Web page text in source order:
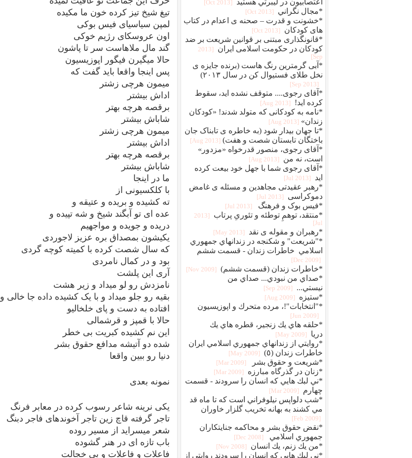
تیغ شیخ تیز کرده خون ما مکیده
لمپن سیاسیای فیس بوکی
اون عروسکای رژیم خوکی
گند مال ملاهاست سر تا پاشون
حالا میگیرن فیگور اپوزیسیون
پس اینجا واقعا باید گفت که
میمون هرچی زشتر
اداش بیشتر
برقصه هرچه بهتر
شاباش بیشتر
میمون هرچی زشتر
اداش بیشتر
برقصه هرچه بهتر
شاباش بیشتر
ما در اینجا
با کلکسیونی از
ته کشیده و بریده و عتیقه و
عده ای تو آبگند شیخ و شه تپیده و
دریده و جویده و مواجهیم
یکیشون بمصداق بره عزیز لاجوردی
که سال شصت کرده با کمیته کوچه گردی
بود و در کمال نامردی
آری این پلشت
نامزدش رو لو میداد و زیر هشت
بقیه رو جلو میداد و با یک کشیده داده جا خالی و
افتاده به دست و پای خلخالیو
حالا با قمپز و قرشمالی
این نم کشیده کبریت بی خطر
شده دو آتیشه مدافع حقوق بشر
دنیا رو ببین واقعا
نمونه بعدی
یکی نرینه شاعر رسوب کرده در معابر فرنگ
تاجر گرفته قاچ زین تاجر آخوندهای فاجر دبنگ
شعر میسراید از مسیر روده
باب تازه ای در هنر گشوده
فاعلات و فاعلات و بی خجالت
[2013 Oct]
*مجال نگراني [2013 Oct]
*خشونت و قدرت – صحنه ی اعدام در کتاب
های کودکان
[2013 Oct]
*قانونگذاری مبتنی بر قوانین شریعت بر ضد
کودکان در حکومت اسلامی ایران
[2013
Sep]
*آبی گرمترین رنگ هاست (برنده جایزه ی
نخل طلای فستیوال کن در سال ۲۰۱۳)
[2013 Sep]
*آقای رجوی.... متوقف نشده اید، سقوط
کرده اید!
[2013 Aug]
*نامه به کودکانی که متولد شدند! «کودکان
زندان» [2013 Aug]
*تا جهان بیدار شود (به خاطره ی تابناک جان
باختگان تابستان شصت و هفت) [2013 Aug]
*آقای رجوی، منصور قدرخواه «مزدور»
است، نه من
[2013 Aug]
*آقای رجوی شما با جهل خود بیعت کرده
اید
[2013 Jul]
*رهبر عقیدتی مجاهدین و مسئله ی غامض
دموکراسی
[2013 Jul]
*فیس بوک و فرهنگ [2013 Jul]
*منتقد، توهمِ توطئه و تئوریِ پرتاب
[2013
Jul]
*رهبران و مقوله ی نقد [2013 May]
*"شريعت" و شكنجه در زندانهاي جمهوري
اسلامي خاطرات زندان - قسمت ششم
[2009 Dec]
*خاطرات زندان (قسمت ششم) [2009 Nov]
*صداي من نبودي... صداي من
نيستي...
[2009 Sep]
*ستیزه [2009 Aug]
*"انتخابات"!، مرده متحرك و اپوزيسيون
[2009 Jun]
*حلقه هاي يك زنجير، قطره هاي يك
دريا
[2009 May]
*روايتي از زندانهاي جمهوري اسلامي ايران
خاطرات زندان (٥)
[2009 May]
*شريعت و حقوق بشر [2009 Mar]
*زنان در گذرگاه مبارزه [2009 Mar]
*ني لبك هايي كه انسان را سرودند - قسمت
چهارم
[2009 Mar]
*شب دلواپس نيلوفراني است كه تا ماه قد
مي كشند به بهانه تخريب گلزار خاوران
[2009 Feb]
*نقض حقوق بشر و محاكمه جنايتكاران
جمهوري اسلامي
[2008 Dec]
*من يك زنم، يك انسان [2008 Nov]
*ني لبك هايي كه انسان را سرودند روايتي از